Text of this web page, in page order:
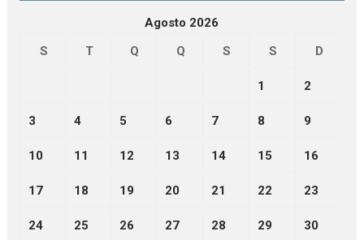
Agosto 2026
S
T Q Q S S D
1 2
3 4 5 6 7 8 9
10 11 12 13 14 15 16
17 18 19 20 21 22 23
24 25 26 27 28 29 30